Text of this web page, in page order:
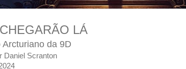
LÁ
Arcturiano da 9D
Daniel Scranton